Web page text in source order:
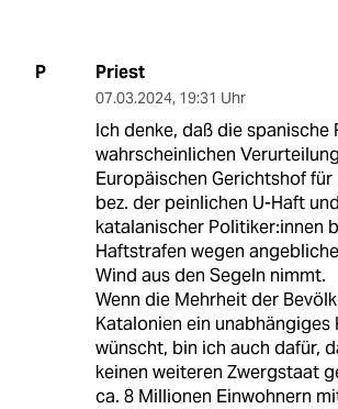
P Priest
07.03.2024, 19:31 Uhr
Ich denke, daß die spanische
wahrscheinlichen
Europäischen Gerichtshof
bez. der peinlichen U-Haft
katalanischer Politiker:innen
Haftstrafen wegen
Wind aus den Segeln nimmt.
Wenn die Mehrheit der
Katalonien ein unabhängiges
wünscht, bin ich auch dafür,
keinen weiteren Zwergstaat
ca. 8 Millionen Einwohnern